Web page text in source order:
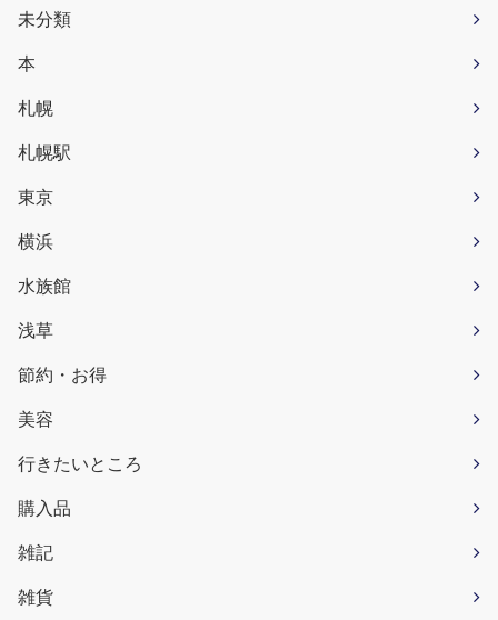
未分類
本
札幌
札幌駅
東京
横浜
水族館
浅草
節約・お得
美容
行きたいところ
購入品
雑記
雑貨